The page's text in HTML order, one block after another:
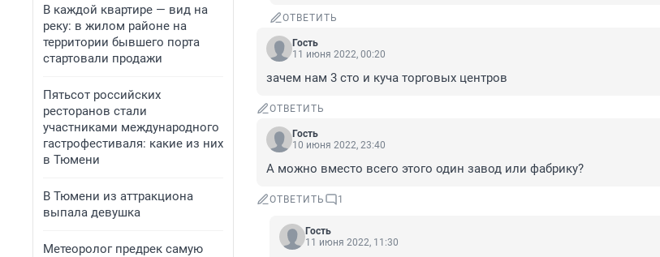
В каждой квартире — вид на
реку: в жилом районе на
территории бывшего порта
стартовали продажи
Пятьсот российских
ресторанов стали
участниками международного
гастрофестиваля: какие из них
в Тюмени
В Тюмени из аттракциона
выпала девушка
Метеоролог предрек самую
ОТВЕТИТЬ
Гость
11 июня 2022, 00:20
зачем нам 3 сто и куча торговых центров
ОТВЕТИТЬ
Гость
10 июня 2022, 23:40
А можно вместо всего этого один завод или фабрику?
ОТВЕТИТЬ 1
Гость
11 июня 2022, 11:30